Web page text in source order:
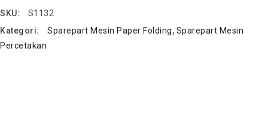
SKU:
S1132
Kategori:
Sparepart Mesin Paper Folding, Sparepart Mesin
Percetakan